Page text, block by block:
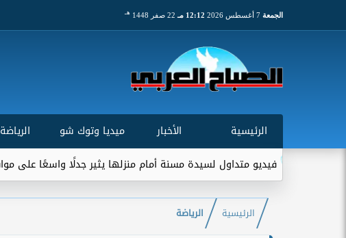
الجمعة 12:12 مـ 22 صفر 1448 هـ
الرئيسية الأخبار ميديا وتوك شو الرياضة
فيديو متداول لسيدة مسنة أمام منزلها يثير جدلًا واسعًا على مواقع التواصل
الرئيسية الرياضة